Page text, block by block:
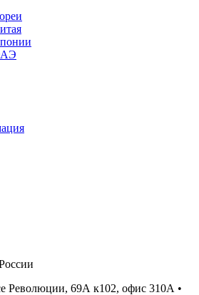
Революции, 69А к102, офис 310А •